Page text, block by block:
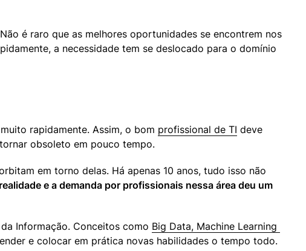
é raro que as melhores oportunidades se encontrem nos
a necessidade tem se deslocado para o domínio
rapidamente. Assim, o bom profissional de TI deve
obsoleto em pouco tempo.
em torno delas. Há apenas 10 anos, tudo isso não
e a demanda por profissionais nessa área deu um
Informação. Conceitos como Big Data, Machine Learning
e colocar em prática novas habilidades o tempo todo.